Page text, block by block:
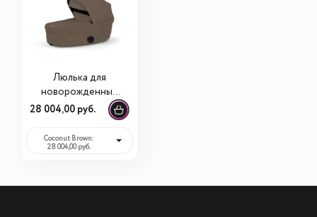
Люлька для
новорожденных
Cybex Priam V
28 004,00 руб.
Coconut Brown:
28 004,00 руб.